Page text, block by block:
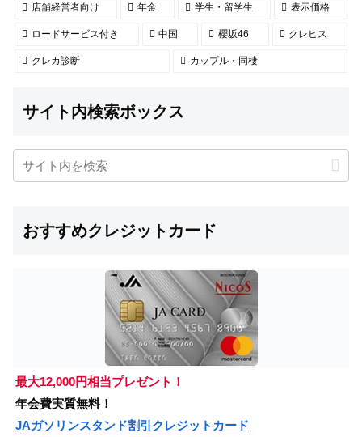
店舗経営者向け 年金 学生・留学生 表示価格
ロードサービス付き 中国 櫻坂46 クレヒス
クレカ診断 カップル・同棲
サイト内検索ボックス
おすすめクレジットカード
最大12,000円相当プレゼント！
年会費実質無料！
JAガソリンスタンド割引クレジットカード